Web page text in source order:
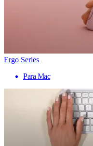
Ergo Series
Para Mac